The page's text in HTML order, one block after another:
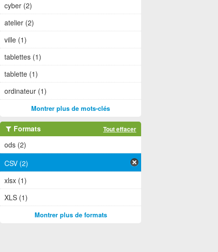
cyber (2)
atelier (2)
ville (1)
tablettes (1)
tablette (1)
ordinateur (1)
Montrer plus de mots-clés
Formats Tout effacer
ods (2)
CSV (2)
xlsx (1)
XLS (1)
Montrer plus de formats